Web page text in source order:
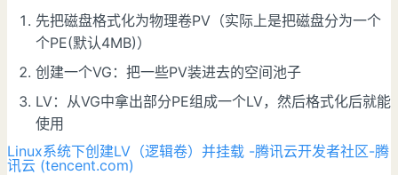
先把磁盘格式化为物理卷PV（实际上是把磁盘分为一个
个PE(默认4MB)）
创建一个VG：把一些PV装进去的空间池子
LV：从VG中拿出部分PE组成一个LV，然后格式化后就能
使用
Linux系统下创建LV（逻辑卷）并挂载 -腾讯云开发者社区-腾
讯云 (tencent.com)